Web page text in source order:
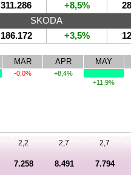
311.286 +8,5%
SKODA
186.172 +3,5%
MAR APR MAY
-0,0%
+8,4%
+11,9%
2,2 2,7 2,7
7.258 8.491 7.794